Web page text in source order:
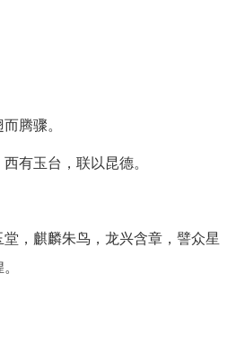
腾骤。
有玉台，联以昆德。
，麒麟朱鸟，龙兴含章，譬众星